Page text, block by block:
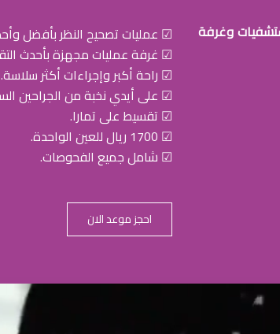
وغرفة
☑ عمليات تصحيح النظر بأفضل
☑ غرفة عمليات مجهزة بأحدث
☑ راحة أكبر وإجراءات أكثر سلاسة.
☑ على أيدي نخبة من الجراحين
☑ تقسيط على تمارا.
☑ 1700 ريال للعين الواحدة.
☑ شامل جميع الفحوصات.
احجز موعد الان